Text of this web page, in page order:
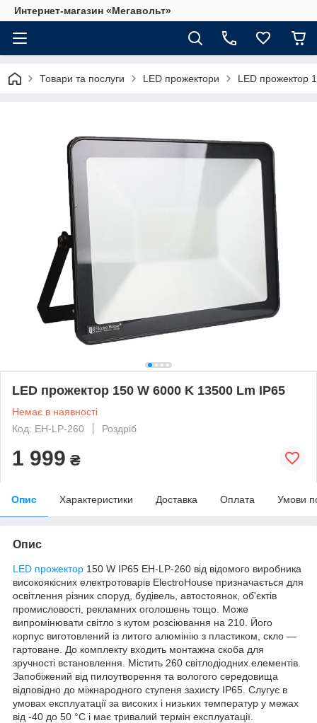
Интернет-магазин «Мегавольт»
Товари та послуги LED прожектори LED прожектор
LED прожектор 150 W 6000 K 13500 Lm IP65
Немає в наявності
Код: EH-LP-260
Роздріб
1 999 ₴
Опис Характеристики Доставка Оплата Умови
Опис
LED прожектор 150 W IP65 EH-LP-260 від відомого виробника
високоякісних електротоварів ElectroHouse призначається для
освітлення різних споруд, будівель, автостоянок, об'єктів
промисловості, рекламних оголошень тощо. Може
випромінювати світло з кутом розсіювання на 210. Його
корпус виготовлений із литого алюмінію з пластиком, скло —
гартоване. До комплекту входить монтажна скоба для
зручності встановлення. Містить 260 світлодіодних елементів.
Запобіжений від пилоутворення та вологого середовища
відповідно до міжнародного ступеня захисту IP65. Слугує в
умовах експлуатації за високих і низьких температур у межах
від -40 до 50 °C і має тривалий термін експлуатації.